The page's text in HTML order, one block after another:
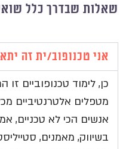
שבדרך כלל שואלים
טכנופוב/ית זה יתאים
לימוד טכנופוביים זו
אלטרנטיביים מכל
הכי לא טכניים, אמנים
מאמנים, סטייליסטים,